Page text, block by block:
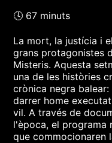
🕓 67 minuts
La mort, la justícia i
grans protagonistes
Misteris. Aquesta
una de les històries
crònica negra
darrer home
vil. A través de
l'època, el programa
que commocionaren